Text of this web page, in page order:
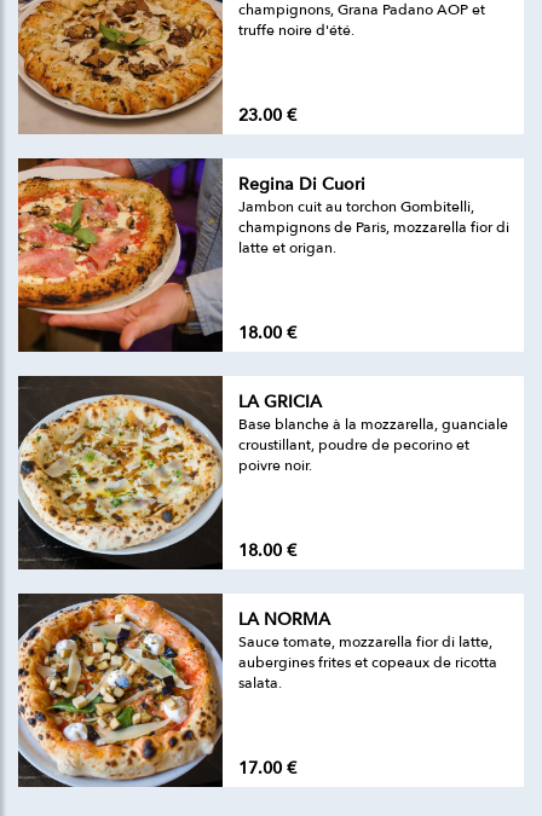
champignons, Grana Padano AOP et
truffe noire d'été.
23.00 €
Regina Di Cuori
Jambon cuit au torchon Gombitelli,
champignons de Paris, mozzarella fior di
latte et origan.
18.00 €
LA GRICIA
Base blanche à la mozzarella, guanciale
croustillant, poudre de pecorino et
poivre noir.
18.00 €
LA NORMA
Sauce tomate, mozzarella fior di latte,
aubergines frites et copeaux de ricotta
salata.
17.00 €